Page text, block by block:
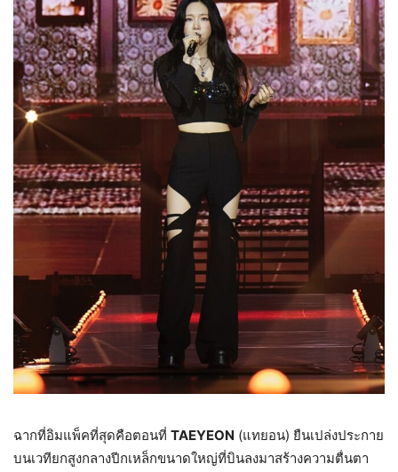
ฉากที่อิมแพ็คที่สุดคือตอนที่ TAEYEON (แทยอน) ยืนเปล่งประกาย
บนเวทียกสูงกลางปีกเหล็กขนาดใหญ่ที่บินลงมาสร้างความตื่นตา